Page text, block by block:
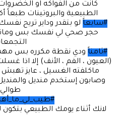
كانت من الفواكه او
الطبيعية والبروتينات
#سابعاً لو بتقدر وداير تريح
حجر صحي لي نفسك بس
#ثامناً ودي نقطة مكرره بس
(العيون ، الفم ، الأنف) إلا اذا
ماكلفته الغسيل ، عايز
وصابون إستخدم منديل
لانك أثناء يومك الطبيعي